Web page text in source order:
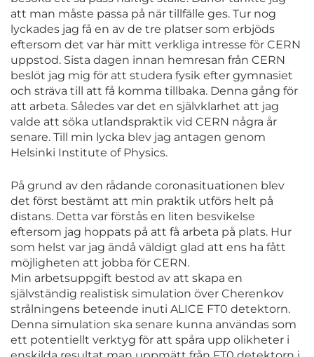
att man måste passa på när tillfälle ges. Tur nog
lyckades jag få en av de tre platser som erbjöds
eftersom det var här mitt verkliga intresse för CERN
uppstod. Sista dagen innan hemresan från CERN
beslöt jag mig för att studera fysik efter gymnasiet
och sträva till att få komma tillbaka. Denna gång för
att arbeta. Således var det en självklarhet att jag
valde att söka utlandspraktik vid CERN några år
senare. Till min lycka blev jag antagen genom
Helsinki Institute of Physics.
På grund av den rådande coronasituationen blev
det först bestämt att min praktik utförs helt på
distans. Detta var förstås en liten besvikelse
eftersom jag hoppats på att få arbeta på plats. Hur
som helst var jag ändå väldigt glad att ens ha fått
möjligheten att jobba för CERN.
Min arbetsuppgift bestod av att skapa en
självständig realistisk simulation över Cherenkov
strålningens beteende inuti ALICE FT0 detektorn.
Denna simulation ska senare kunna användas som
ett potentiellt verktyg för att spåra upp olikheter i